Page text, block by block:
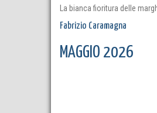
La bianca fioritura delle
Fabrizio Caramagna
MAGGIO 2026